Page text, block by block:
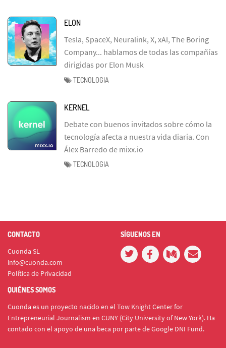
ELON
Tesla, SpaceX, Neuralink, X, xAI, The Boring
Company... hablamos de todas las compañías
dirigidas por Elon Musk
TECNOLOGIA
KERNEL
Debate con buenos invitados sobre cómo la
tecnología afecta a nuestra vida diaria. Con
Álex Barredo de mixx.io
TECNOLOGIA
CONTACTO
Cuonda SL
info@cuonda.com
Política de Privacidad
SÍGUENOS EN
QUIÉNES SOMOS
Cuonda es un proyecto nacido en el Tow Knight Center for
Entrepreneurial Journalism en CUNY (City University of New York). Ha
contado con el apoyo de una beca por parte de Google DNI Fund.